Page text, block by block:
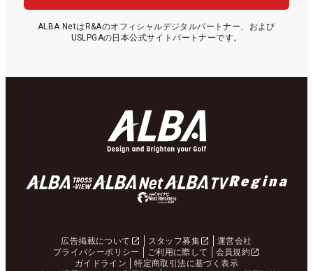
ALBA NetはR&Aのオフィシャルデジタルパートナー、および
USLPGAの日本公式サイトパートナーです。
広告掲載について スタッフ募集
運営会社
プライバシーポリシー
ご利用に際して
会員規約
ガイドライン
特定商取引法に基づく表示